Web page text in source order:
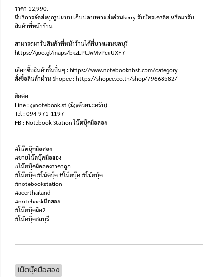
ราคา 12,990.-
มีบริการจัดส่งทุกรูปแบบ เก็บปลายทาง ส่งด่วนkerry รับบัตรเครดิต หรือมารับ
สินค้าที่หน้าร้าน
สามารถมารับสินค้าที่หน้าร้านได้ที่บางแสนชลบุรี
https://goo.gl/maps/bkzLPtJwMvPcuUXF7
เลือกซื้อสินค้าชิ้นอื่นๆ : https://www.notebooknbst.com/category
สั่งซื้อสินค้าผ่าน Shopee : https://shopee.co.th/shop/79668582/
ติดต่อ
Line : @notebook.st (มี@ด้วยนะครับ)
Tel : 094-971-1197
FB : Notebook Station โน๊ตบุ๊คมือสอง
#โน๊ตบุ๊คมือสอง
#ขายโน๊ตบุ๊คมือสอง
#โน๊ตบุ๊คมือสองราคาถูก
#โน๊ตบุ๊ค #โน้ตบุ๊ค #โน็ตบุ๊ค #โน้ตบุ้ค
#notebookstation
#acerthailand
#notebookมือสอง
#โน๊ตบุ๊คมือ2
#โน้คบุ๊คชลบุรี
โน๊ตบุ๊คมือสอง